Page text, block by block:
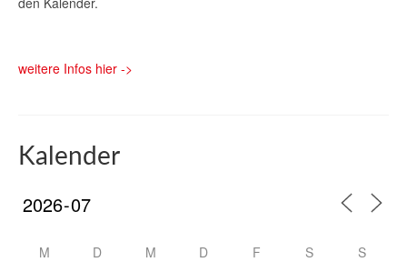
weitere Infos hier ->
Kalender
M D M D F S S